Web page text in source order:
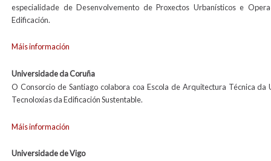
especialidade de Desenvolvemento de Proxectos Urbanísticos e
Edificación.
Máis información
Universidade da Coruña
O Consorcio de Santiago colabora coa Escola de Arquitectura Técnica
Tecnoloxías da Edificación Sustentable.
Máis información
Universidade de Vigo